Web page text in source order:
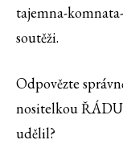
tajemna-
soutěži.
Odpovězte
nositelkou
udělil?